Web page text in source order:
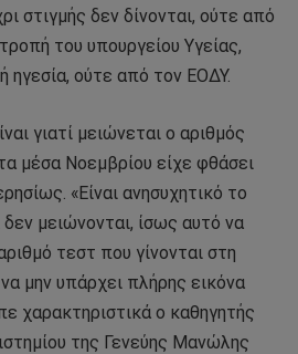
στιγμής δεν δίνονται, ούτε από
του υπουργείου Υγείας,
ηγεσία, ούτε από τον ΕΟΔΥ.
γιατί μειώνεται ο αριθμός
μέσα Νοεμβρίου είχε φθάσει
«Είναι ανησυχητικό το
δεν μειώνονται, ίσως αυτό να
τεστ που γίνονται στη
μην υπάρχει πλήρης εικόνα
χαρακτηριστικά ο καθηγητής
της Γενεύης Μανώλης